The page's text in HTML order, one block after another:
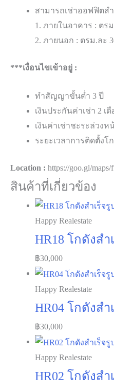
สามารถเช่าออฟฟิตส
1. ภายในอาคาร​ : ตร
2. ภายนอก : ตรม.ละ
***เงื่อนไขเข้าอยู่ :
ทำสัญญาขั้นต่ำ 3 ปี
เงินประกันค่าเช่า 2 เ
เงินค่าเช่าชะระล่วงห
ระยะเวลาการติดตั้ง
Location : https://goo.gl/
สินค้าที่เกี่ยวข้อง
Happy Realestate
HR18 โกดังส
฿30,000
Happy Realestate
HR04 โกดังส
฿30,000
Happy Realestate
HR02 โกดังส